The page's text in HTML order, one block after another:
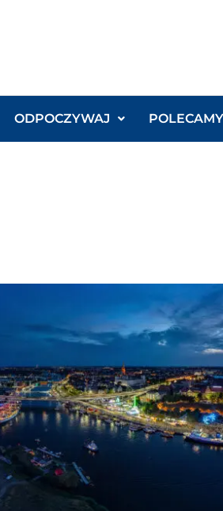
ODPOCZYWAJ POLECAMY